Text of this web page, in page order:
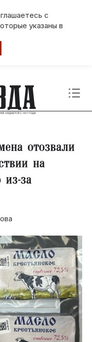
с
указаны в
отозвали
на
за